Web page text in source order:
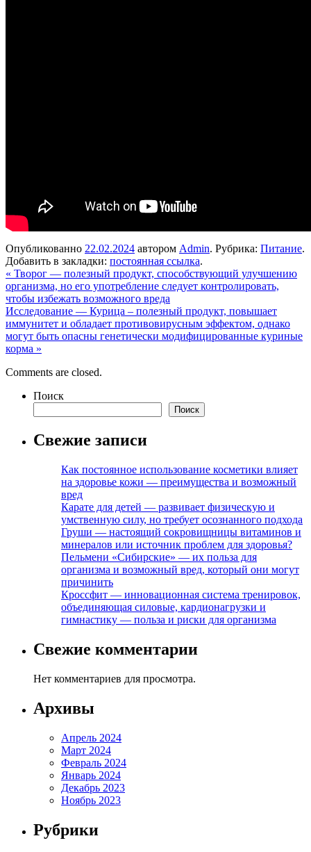
Опубликованно 22.02.2024 автором Admin. Рубрика: Питание.
Добавить в закладки: постоянная ссылка.
« Творог — полезный продукт, способствующий улучшению
организма, но его употребление следует контролировать,
чтобы избежать возможного вреда
Исследование — Курица – полезный продукт, повышает
иммунитет и обладает противовирусным эффектом, однако
могут быть опасны генетически модифицированные куриные
корма »
Comments are closed.
Поиск
Поиск
Свежие записи
Как постоянное использование косметики влияет
на здоровье кожи — преимущества и возможный
вред
Карате для детей — развивает физическую и
умственную силу, но требует осознанного подхода
Груши — настоящий сокровищницы витаминов и
минералов или источник проблем для здоровья?
Пельмени «Сибирские» — их польза для
организма и возможный вред, который они могут
причинить
Кроссфит — инновационная система тренировок,
объединяющая силовые, кардионагрузки и
гимнастику — польза и риски для организма
Свежие комментарии
Нет комментариев для просмотра.
Архивы
Апрель 2024
Март 2024
Февраль 2024
Январь 2024
Декабрь 2023
Ноябрь 2023
Рубрики